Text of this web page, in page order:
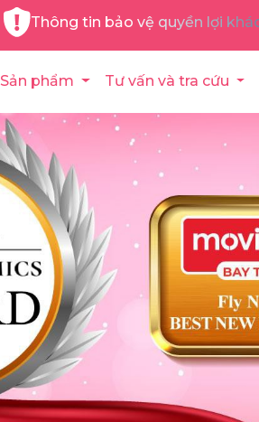
Thông tin bảo vệ quyền lợi
Sản phẩm Tư vấn và tra cứu